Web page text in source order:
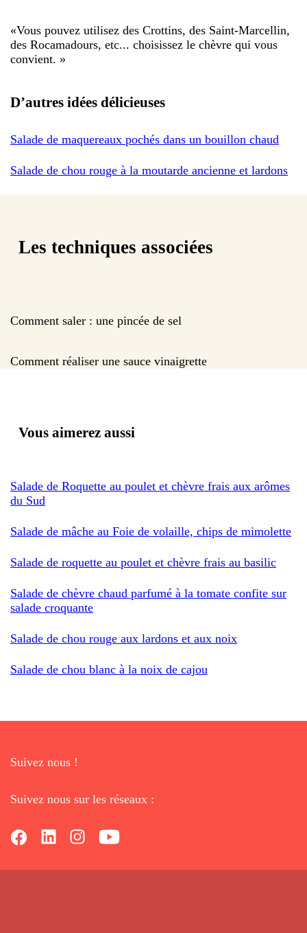
«Vous pouvez utilisez des Crottins, des Saint-Marcellin,
des Rocamadours, etc... choisissez le chèvre qui vous
convient. »
D’autres idées délicieuses
Salade de maquereaux pochés dans un bouillon chaud
Salade de chou rouge à la moutarde ancienne et lardons
Les techniques associées
Comment saler : une pincée de sel
Comment réaliser une sauce vinaigrette
Vous aimerez aussi
Salade de Roquette au poulet et chèvre frais aux arômes
du Sud
Salade de mâche au Foie de volaille, chips de mimolette
Salade de roquette au poulet et chèvre frais au basilic
Salade de chèvre chaud parfumé à la tomate confite sur
salade croquante
Salade de chou rouge aux lardons et aux noix
Salade de chou blanc à la noix de cajou
Suivez nous !
Suivez nous sur les réseaux :